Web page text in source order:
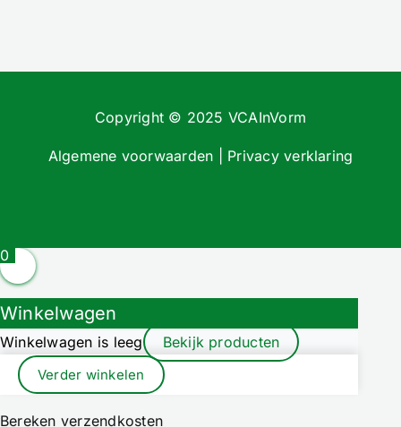
Copyright © 2025 VCAInVorm
Algemene voorwaarden Privacy verklaring
0
Winkelwagen
Winkelwagen is leeg Bekijk producten
Verder winkelen
Bereken verzendkosten